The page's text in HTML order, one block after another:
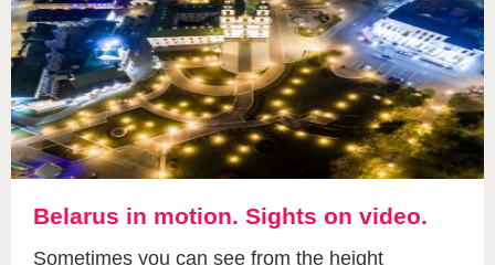
Belarus in motion. Sights on video.
Sometimes you can see from the height